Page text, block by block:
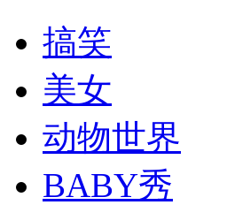
女孩北京地铁殴打老人 痛下
无痛分娩是否安全 医生回应
外交部：反对强权政治霸凌主
搞笑
美女
动物世界
BABY秀